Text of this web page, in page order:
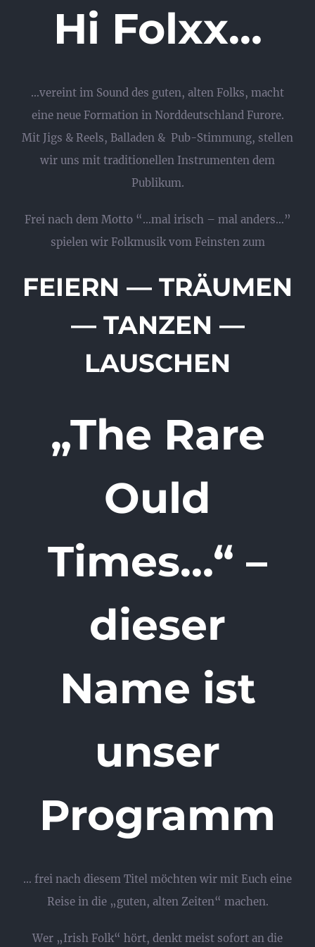
Hi Folxx…
…vereint im Sound des guten, alten Folks, macht
eine neue Formation in Norddeutschland Furore.
Mit Jigs & Reels, Balladen & Pub-Stimmung, stellen
wir uns mit traditionellen Instrumenten dem
Publikum.
Frei nach dem Motto “…mal irisch – mal anders…”
spielen wir Folkmusik vom Feinsten zum
FEIERN — TRÄUMEN
— TANZEN —
LAUSCHEN
„The Rare
Ould
Times…“ –
dieser
Name ist
unser
Programm
… frei nach diesem Titel möchten wir mit Euch eine
Reise in die „guten, alten Zeiten“ machen.
Wer „Irish Folk“ hört, denkt meist sofort an die